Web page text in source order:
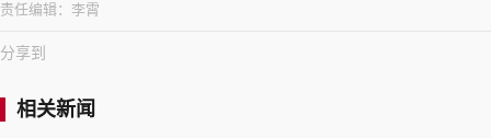
责任编辑： 李霄
分享到
相关新闻